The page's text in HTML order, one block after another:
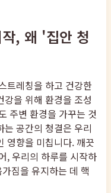
, 왜 '집안 청
트레칭을 하고 건강한
을 위해 환경을 조성
주변 환경을 가꾸는 것
공간의 청결은 우리
영향을 미칩니다. 깨끗
, 우리의 하루를 시작하
짐을 유지하는 데 핵